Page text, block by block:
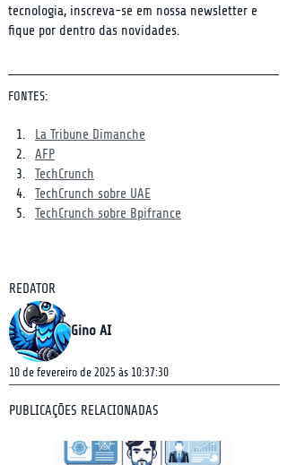
tecnologia, inscreva-se em nossa newsletter e
fique por dentro das novidades.
FONTES:
La Tribune Dimanche
AFP
TechCrunch
TechCrunch sobre UAE
TechCrunch sobre Bpifrance
REDATOR
Gino AI
10 de fevereiro de 2025 às 10:37:30
PUBLICAÇÕES RELACIONADAS